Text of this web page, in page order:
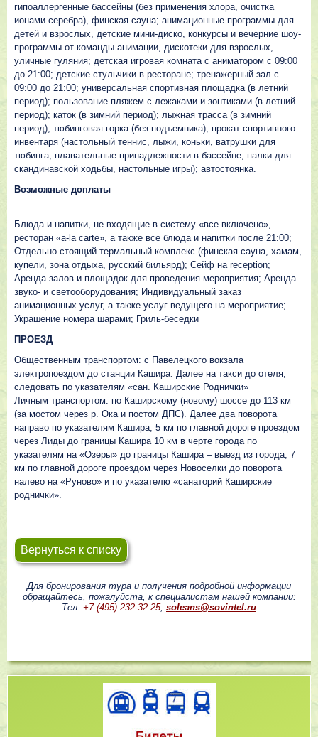
гипоаллергенные бассейны (без применения хлора, очистка
ионами серебра), финская сауна; анимационные программы для
детей и взрослых, детские мини-диско, конкурсы и вечерние шоу-
программы от команды анимации, дискотеки для взрослых,
уличные гуляния; детская игровая комната с аниматором с 09:00
до 21:00; детские стульчики в ресторане; тренажерный зал с
09:00 до 21:00; универсальная спортивная площадка (в летний
период); пользование пляжем с лежаками и зонтиками (в летний
период); каток (в зимний период); лыжная трасса (в зимний
период); тюбинговая горка (без подъемника); прокат спортивного
инвентаря (настольный теннис, лыжи, коньки, ватрушки для
тюбинга, плавательные принадлежности в бассейне, палки для
скандинавской ходьбы, настольные игры); автостоянка.
Возможные доплаты
Блюда и напитки, не входящие в систему «все включено»,
ресторан «a-la carte», а также все блюда и напитки после 21:00;
Отдельно стоящий термальный комплекс (финская сауна, хамам,
купели, зона отдыха, русский бильярд); Сейф на reception;
Аренда залов и площадок для проведения мероприятия; Аренда
звуко- и светооборудования; Индивидуальный заказ
анимационных услуг, а также услуг ведущего на мероприятие;
Украшение номера шарами; Гриль-беседки
ПРОЕЗД
Общественным транспортом: с Павелецкого вокзала
электропоездом до станции Кашира. Далее на такси до отеля,
следовать по указателям «сан. Каширские Роднички»
Личным транспортом: по Каширскому (новому) шоссе до 113 км
(за мостом через р. Ока и постом ДПС). Далее два поворота
направо по указателям Кашира, 5 км по главной дороге проездом
через Лиды до границы Кашира 10 км в черте города по
указателям на «Озеры» до границы Кашира – выезд из города, 7
км по главной дороге проездом через Новоселки до поворота
налево на «Руново» и по указателю «санаторий Каширские
роднички».
Вернуться к списку
Для бронирования тура и получения подробной информации
обращайтесь, пожалуйста, к специалистам нашей компании:
Тел. +7 (495) 232-32-25, soleans@sovintel.ru